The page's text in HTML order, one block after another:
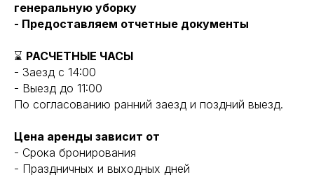
генеральную уборку
- Предоставляем отчетные документы
⌛ РАСЧЕТНЫЕ ЧАСЫ
- Заезд с 14:00
- Выезд до 11:00
По согласованию ранний заезд и поздний выезд.
Цена аренды зависит от
- Срока бронирования
- Праздничных и выходных дней